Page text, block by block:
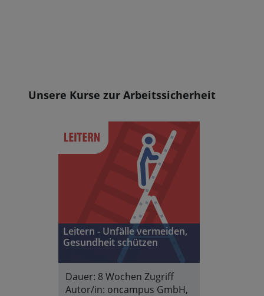
Unsere Kurse zur Arbeitssicherheit
Leitern - Unfälle vermeiden,
Gesundheit schützen
Dauer: 8 Wochen Zugriff
Autor/in: oncampus GmbH,